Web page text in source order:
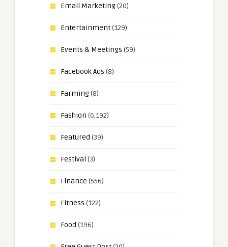
Email Marketing(20)
Entertainment(129)
Events & Meetings (59)
Facebook Ads (8)
Farming(8)
Fashion (6,192)
Featured (39)
Festival (3)
Finance (556)
Fitness (122)
Food (196)